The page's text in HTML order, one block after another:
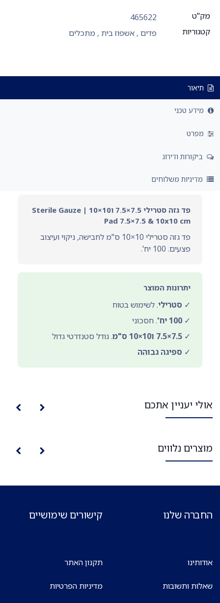
מק"ט
465622
קטגוריות
פדים, אשפוז בית , מתכלים
תיאור
מידע טכני
מפרט
ביקורות ודירוג
מדיניות משלוחים
פד גזה סטרילי 7.5×7.5 ו10×10 | Sterile Gauze
Pad 7.5×7.5 & 10x10 cm
פד גזה סטרילי 10×10 ס"מ לחבישה, ניקוי ועיצוב
פצעים. 100 יח'.
יתרונות המוצר
✓ סטרילי. לשימוש בטוח
✓ 100 יח'
. חסכוני
✓ 7.5×7.5 ו10×10 ס"מ
. גודל סטנדרטי גדול
✓ ספיגה גבוהה
אולי יעניין אתכם
מוצרים נלווים
החברה שלנו
אודותינו
שאלות ותשובות
קישורים שימושיים
תקנון האתר
מדיניות הפרטיות